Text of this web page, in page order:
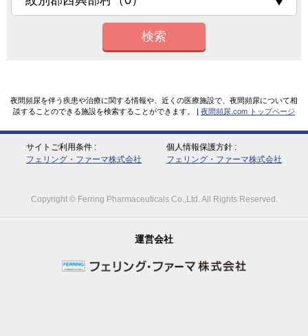
検索
夜間頻尿を伴う疾患や治療に関する情報や、近くの医療施設で、夜間頻尿について相
談することのできる施設を検索することができます。 | 夜間頻尿.com トップページ
サイトご利用条件
フェリング・ファーマ株式会社
個人情報保護方針
フェリング・ファーマ株式会社
Copyright © Ferring Pharmaceuticals Co.,Ltd. All Rights Reserved.
運営会社